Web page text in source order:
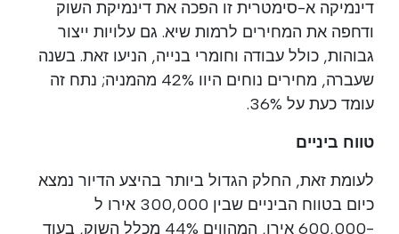
דינמיקה א-סימטרית זו הפכה את דינמיקת השוק
ודחפה את המחירים לרמות שיא. גם עלויות ייצור
גבוהות, כולל עבודה וחומרי בנייה, הניעו זאת. בשנה
שעברה, מחירים נוחים היוו 42% מהמניה; נתח זה
עומד כעת על 36%.
טווח ביניים
לעומת זאת, החלק הגדול ביותר בהיצע הדיור נמצא
כיום בטווח הביניים שבין 300,000 אירו ל
-600,000 אירו, המהווים 44% מכלל השוק, בעוד